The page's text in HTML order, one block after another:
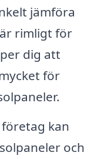
jämföra
rimligt för
dig att
för
företag kan
och